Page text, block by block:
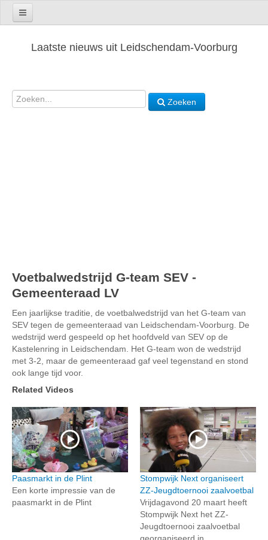
Laatste nieuws uit Leidschendam-Voorburg
Zoeken
Voetbalwedstrijd G-team SEV -
Gemeenteraad LV
Een jaarlijkse traditie, de voetbalwedstrijd van het G-team van
SEV tegen de gemeenteraad van Leidschendam-Voorburg. De
wedstrijd werd gespeeld op het hoofdveld van SEV op de
Kastelenring in Leidschendam. Het G-team won de wedstrijd
met 3-2, maar de gemeenteraad gaf veel tegenstand en stond
ook lange tijd voor.
Related Videos
Paasmarkt in de Plint
Een korte impressie van de
paasmarkt in de Plint
Stompwijk Next organiseert
ZZ-Jeugdtoernooi zaalvoetbal
Vrijdagavond 20 maart heeft
Stompwijk Next het ZZ-
Jeugdtoernooi zaalvoetbal
georganiseerd in